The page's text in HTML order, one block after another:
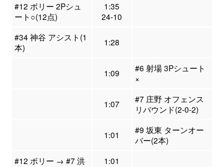
#12 ボリー 2Pシュ
ート○(12点)
1:35
24-10
#34 神谷 アシスト(1
本)
1:28
1:09
#6 射場 3Pシュート
×
1:07
#7 庄野 オフェンス
リバウンド(2-0-2)
1:01
#9 坂東 ターンオー
バー(2本)
#12 ボリー → #7 洪
1:01